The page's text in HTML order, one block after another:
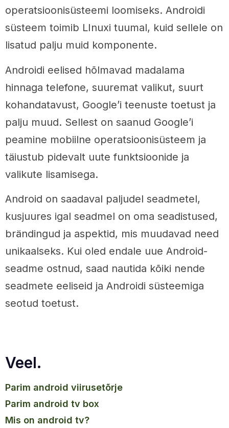
operatsioonisüsteemi loomiseks. Androidi
süsteem toimib LInuxi tuumal, kuid sellele on
lisatud palju muid komponente.
Androidi eelised hõlmavad madalama
hinnaga telefone, suuremat valikut, suurt
kohandatavust, Google’i teenuste toetust ja
palju muud. Sellest on saanud Google’i
peamine mobiilne operatsioonisüsteem ja
täiustub pidevalt uute funktsioonide ja
valikute lisamisega.
Android on saadaval paljudel seadmetel,
kusjuures igal seadmel on oma seadistused,
brändingud ja aspektid, mis muudavad need
unikaalseks. Kui oled endale uue Android-
seadme ostnud, saad nautida kõiki nende
seadmete eeliseid ja Androidi süsteemiga
seotud toetust.
Veel.
parim android viirusetõrje
parim android tv box
mis on android tv?